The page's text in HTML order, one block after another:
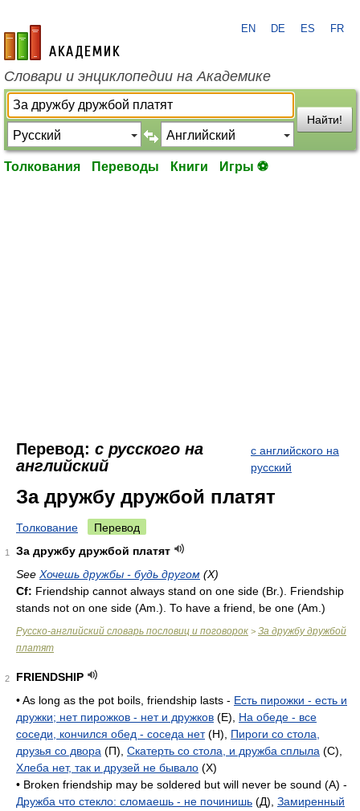
academic.ru
EN DE ES FR
Словари и энциклопедии на Академике
Найти!
Толкования Переводы Книги Игры ⚽
Перевод: с русского на
английский
с английского на
русский
За дружбу дружбой платят
Толкование Перевод
1
За дружбу дружбой платят
See Хочешь дружбы - будь другом (X)
Cf: Friendship cannot always stand on one side (Br.). Friendship
stands not on one side (Am. ). То have a friend, be one (Am. )
Русско-английский словарь пословиц и поговорок > За дружбу дружбой
платят
2
FRIENDSHIP
• As long as the pot boils, friendship lasts - Есть пирожки - есть и
дружки; нет пирожков - нет и дружков (E), На обеде - все
соседи, кончился обед - соседа нет(H), Пироги со стола,
друзья со двора (П), Скатерть со стола, и дружба сплыла (C),
Хлеба нет, так и друзей не бывало (X)
• Broken friendship may be soldered but will never be sound (A) -
Дружба что стекло: сломаешь - не починишь (Д), Замиренный